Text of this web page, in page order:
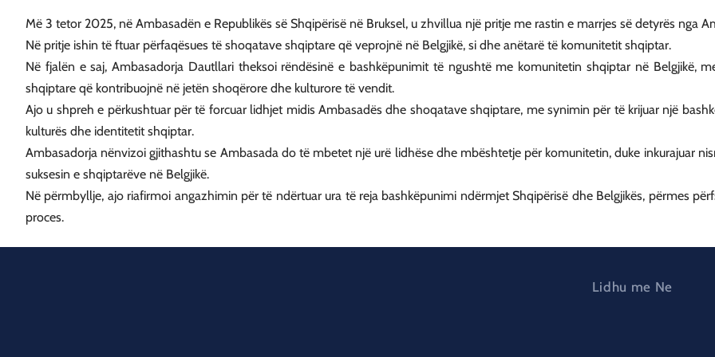
Më 3 tetor 2025, në Ambasadën e Republikës së Shqipërisë në Bruksel, u zhvillua një pritje me rastin e marrjes së detyrës nga
Në pritje ishin të ftuar përfaqësues të shoqatave shqiptare që veprojnë në Belgjikë, si dhe anëtarë të komunitetit shqiptar.
Në fjalën e saj, Ambasadorja Dautllari theksoi rëndësinë e bashkëpunimit të ngushtë me komunitetin shqiptar në Belgjikë,
shqiptare që kontribuojnë në jetën shoqërore dhe kulturore të vendit.
Ajo u shpreh e përkushtuar për të forcuar lidhjet midis Ambasadës dhe shoqatave shqiptare, me synimin për të krijuar një
kulturës dhe identitetit shqiptar.
Ambasadorja nënvizoi gjithashtu se Ambasada do të mbetet një urë lidhëse dhe mbështetje për komunitetin, duke inkurajuar
suksesin e shqiptarëve në Belgjikë.
Në përmbyllje, ajo riafirmoi angazhimin për të ndërtuar ura të reja bashkëpunimi ndërmjet Shqipërisë dhe Belgjikës, përmes
proces.
Lidhu me Ne